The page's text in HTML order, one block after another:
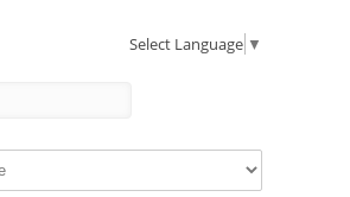
Select Language ▼